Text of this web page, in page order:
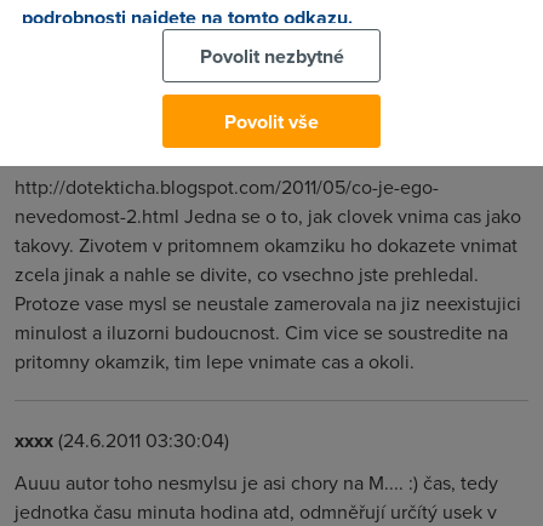
http://dotekticha.blogspot.com/2009/10/eckhart-tolle-zivot-
v-pritomnem.html
http://dotekticha.blogspot.com/2011/05/co-je-ego-
http://dotekticha.blogspot.com/2011/05/co-je-ego-
nevedomost-2.html Jedna se o to, jak clovek vnima cas jako
takovy. Zivotem v pritomnem okamziku ho dokazete vnimat
zcela jinak a nahle se divite, co vsechno jste prehledal.
Protoze vase mysl se neustale zamerovala na jiz neexistujici
minulost a iluzorni budoucnost. Cim vice se soustredite na
pritomny okamzik, tim lepe vnimate cas a okoli.
xxxx(24.6.2011 03:30:04)
Auuu autor toho nesmylsu je asi chory na M.... :) čas, tedy
jednotka času minuta hodina atd, odmněřují určítý usek v
podrobnosti najdete na tomto odkazu.
Povolit nezbytné
Povolit vše